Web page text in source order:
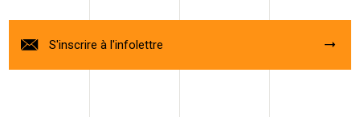
S'inscrire à l'infolettre